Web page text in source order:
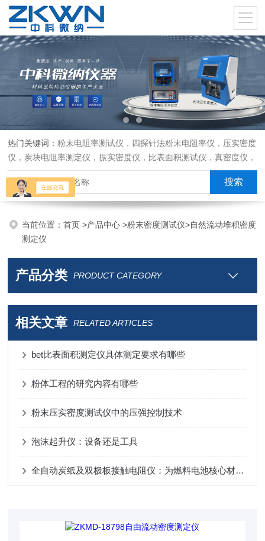
热门关键词：粉末电阻率测试仪，四探针法粉末电阻率仪，压实密度
仪，炭块电阻率测定仪，振实密度仪，比表面积测试仪，真密度仪，
炭块热膨胀仪，炭块透气率仪，炭块二氧化碳反应测定仪
当前位置：首页>产品中心>粉末密度测试仪>自然流动堆积密度
测定仪
产品分类 PRODUCT CATEGORY
相关文章 RELATED ARTICLES
bet比表面积测定仪具体测定要求有哪些
粉体工程的研究内容有哪些
粉末压实密度测试仪中的压强控制技术
泡沫起升仪：设备还是工具
全自动炭纸及双极板接触电阻仪：为燃料电池核心材料性能勾勒清晰图景